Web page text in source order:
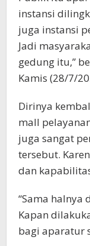
instansi
juga instansi
Jadi
gedung itu,”
Kamis (28/7/
Dirinya
mall
juga sangat
tersebut.
dan
“Sama halnya
Kapan
bagi aparatur